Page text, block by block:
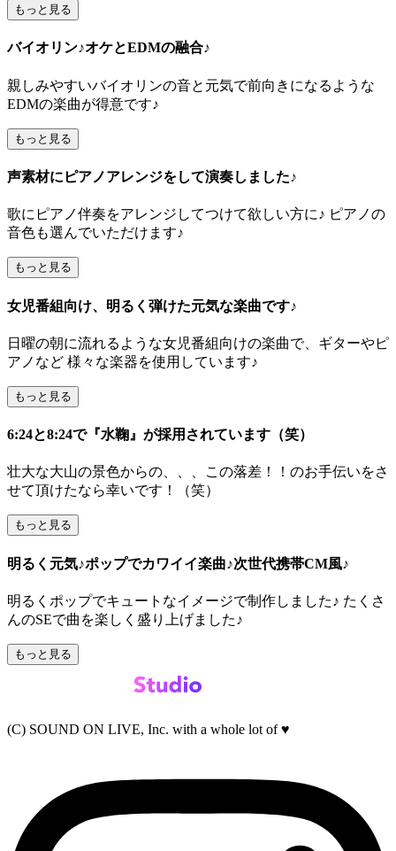
もっと見る
バイオリン♪オケとEDMの融合♪
親しみやすいバイオリンの音と元気で前向きになるような
EDMの楽曲が得意です♪
もっと見る
声素材にピアノアレンジをして演奏しました♪
歌にピアノ伴奏をアレンジしてつけて欲しい方に♪ ピアノの
音色も選んでいただけます♪
もっと見る
女児番組向け、明るく弾けた元気な楽曲です♪
日曜の朝に流れるような女児番組向けの楽曲で、ギターやピ
アノなど 様々な楽器を使用しています♪
もっと見る
6:24と8:24で『水鞠』が採用されています（笑）
壮大な大山の景色からの、、、この落差！！のお手伝いをさ
せて頂けたなら幸いです！（笑）
もっと見る
明るく元気♪ポップでカワイイ楽曲♪次世代携帯CM風♪
明るくポップでキュートなイメージで制作しました♪ たくさ
んのSEで曲を楽しく盛り上げました♪
もっと見る
(C) SOUND ON LIVE, Inc. with a whole lot of ♥